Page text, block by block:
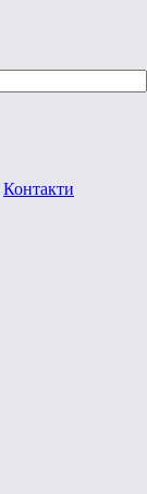
Контакти